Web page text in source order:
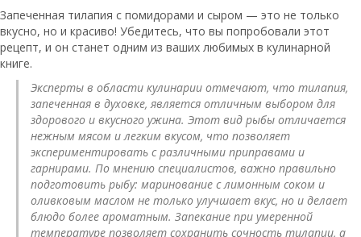
Запеченная тилапия с помидорами и сыром — это не только
вкусно, но и красиво! Убедитесь, что вы попробовали этот
рецепт, и он станет одним из ваших любимых в кулинарной
книге.
Эксперты в области кулинарии отмечают, что тилапия,
запеченная в духовке, является отличным выбором для
здорового и вкусного ужина. Этот вид рыбы отличается
нежным мясом и легким вкусом, что позволяет
экспериментировать с различными приправами и
гарнирами. По мнению специалистов, важно правильно
подготовить рыбу: маринование с лимонным соком и
оливковым маслом не только улучшает вкус, но и делает
блюдо более ароматным. Запекание при умеренной
температуре позволяет сохранить сочность тилапии, а